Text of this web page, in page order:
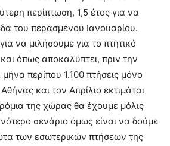
περίπτωση, 1,5 έτος για να
του περασμένου Ιανουαρίου.
να μιλήσουμε για το πτητικό
όπως αποκαλύπτει, πριν την
περίπου 1.100 πτήσεις μόνο
και τον Απρίλιο εκτιμάται
της χώρας θα έχουμε μόλις
σενάριο όμως είναι να δούμε
των εσωτερικών πτήσεων της